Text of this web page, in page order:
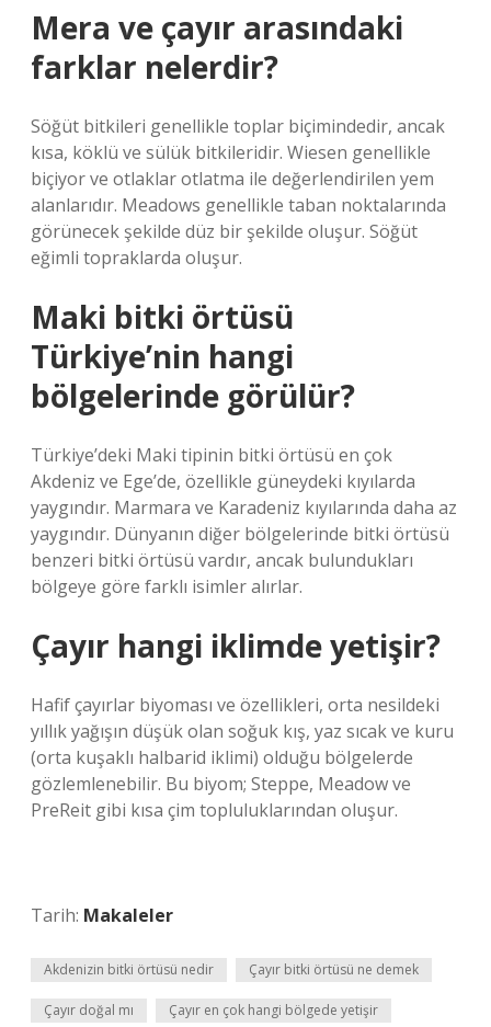
Mera ve çayır arasındaki
farklar nelerdir?
Söğüt bitkileri genellikle toplar biçimindedir, ancak
kısa, köklü ve sülük bitkileridir. Wiesen genellikle
biçiyor ve otlaklar otlatma ile değerlendirilen yem
alanlarıdır. Meadows genellikle taban noktalarında
görünecek şekilde düz bir şekilde oluşur. Söğüt
eğimli topraklarda oluşur.
Maki bitki örtüsü
Türkiye’nin hangi
bölgelerinde görülür?
Türkiye’deki Maki tipinin bitki örtüsü en çok
Akdeniz ve Ege’de, özellikle güneydeki kıyılarda
yaygındır. Marmara ve Karadeniz kıyılarında daha az
yaygındır. Dünyanın diğer bölgelerinde bitki örtüsü
benzeri bitki örtüsü vardır, ancak bulundukları
bölgeye göre farklı isimler alırlar.
Çayır hangi iklimde yetişir?
Hafif çayırlar biyoması ve özellikleri, orta nesildeki
yıllık yağışın düşük olan soğuk kış, yaz sıcak ve kuru
(orta kuşaklı halbarid iklimi) olduğu bölgelerde
gözlemlenebilir. Bu biyom; Steppe, Meadow ve
PreReit gibi kısa çim topluluklarından oluşur.
Tarih: Makaleler
Akdenizin bitki örtüsü nedir Çayır bitki örtüsü ne demek
Çayır doğal mı Çayır en çok hangi bölgede yetişir